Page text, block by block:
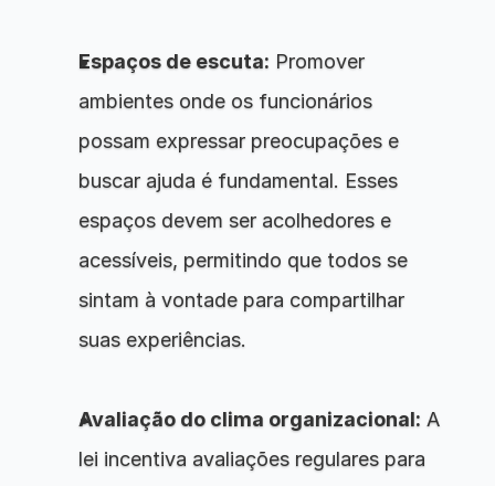
Espaços de escuta: Promover
ambientes onde os funcionários
possam expressar preocupações e
buscar ajuda é fundamental. Esses
espaços devem ser acolhedores e
acessíveis, permitindo que todos se
sintam à vontade para compartilhar
suas experiências.
Avaliação do clima organizacional: A
lei incentiva avaliações regulares para